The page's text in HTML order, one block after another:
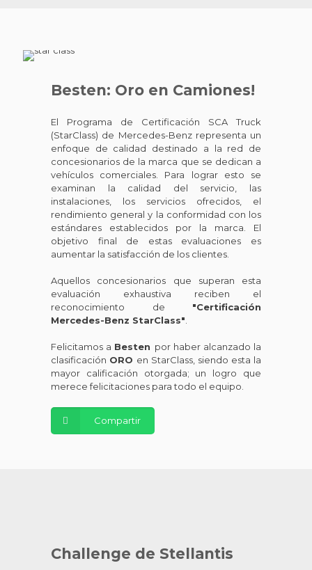
Besten: Oro en Camiones!
El Programa de Certificación SCA Truck
(StarClass) de Mercedes-Benz representa un
enfoque de calidad destinado a la red de
concesionarios de la marca que se dedican a
vehículos comerciales. Para lograr esto se
examinan la calidad del servicio, las
instalaciones, los servicios ofrecidos, el
rendimiento general y la conformidad con los
estándares establecidos por la marca. El
objetivo final de estas evaluaciones es
aumentar la satisfacción de los clientes.
Aquellos concesionarios que superan esta
evaluación exhaustiva reciben el
reconocimiento de "Certificación
Mercedes-Benz StarClass"
Felicitamos a Besten por haber alcanzado la
clasificación ORO en StarClass, siendo esta la
mayor calificación otorgada; un logro que
merece felicitaciones para todo el equipo.
Compartir
Challenge de Stellantis